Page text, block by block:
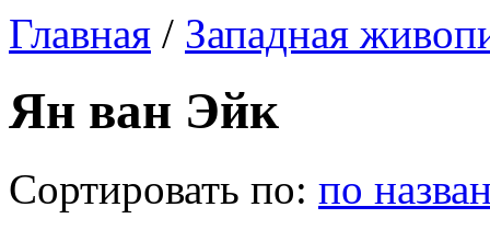
Главная / Западная
Ян ван Эйк
Сортировать по: по